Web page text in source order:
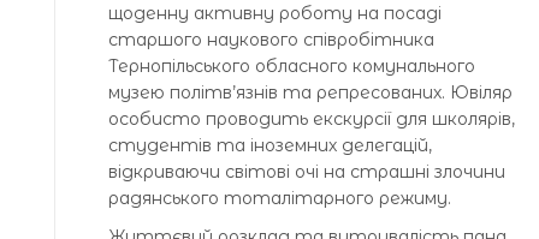
щоденну активну роботу на посаді
старшого наукового співробітника
Тернопільського обласного комунального
музею політв’язнів та репресованих. Ювіляр
особисто проводить екскурсії для школярів,
студентів та іноземних делегацій,
відкриваючи світові очі на страшні злочини
радянського тоталітарного режиму.